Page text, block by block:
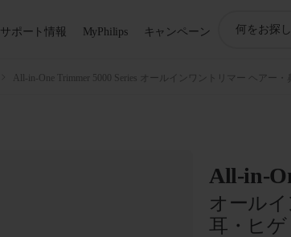
サポート情報 MyPhilips キャンペーン
索
All-in-One Trimmer 5000 Series オールインワントリマー ヘア
All-in-
オール
耳・ヒ